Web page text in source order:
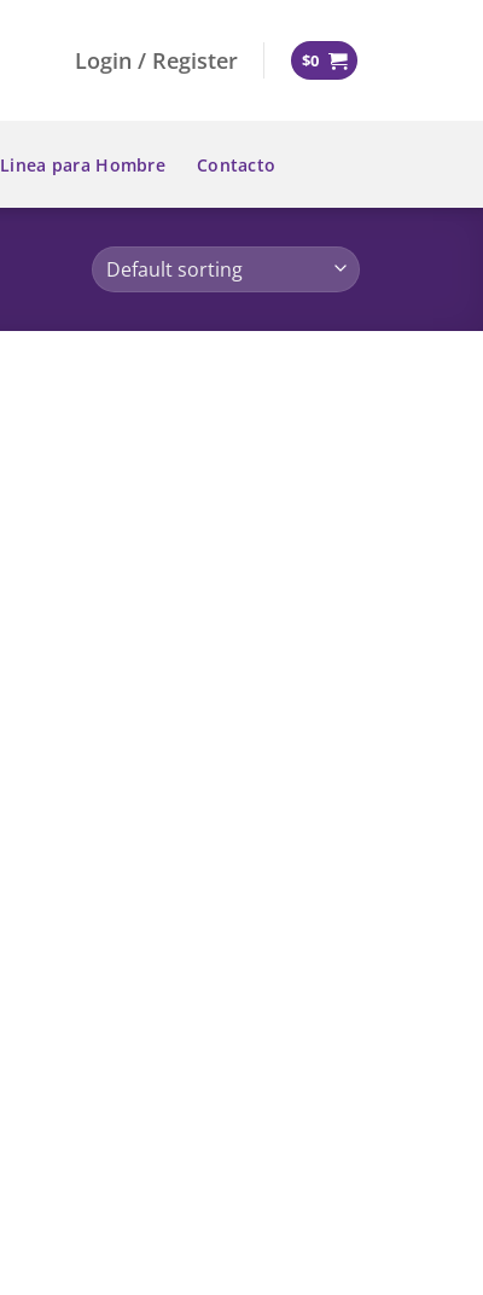
Login / Register $0
Linea para Hombre Contacto